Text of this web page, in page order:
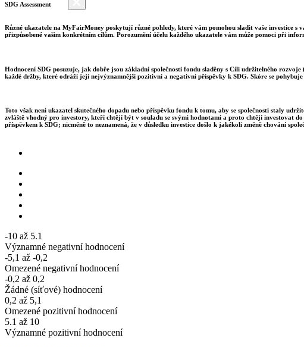
SDG Assessment
Různé ukazatele na MyFairMoney poskytují různé pohledy, které vám pomohou sladit vaše investice
přizpůsobené vašim konkrétním cílům. Porozumění účelu každého ukazatele vám může pomoci při
Hodnocení SDG posuzuje, jak dobře jsou základní společnosti fondu sladěny s Cíli udržitelného
každé držby, které odráží její nejvýznamnější pozitivní a negativní příspěvky k SDG. Skóre se
Toto však není ukazatel skutečného dopadu nebo příspěvku fondu k tomu, aby se společnosti staly
zvláště vhodný pro investory, kteří chtějí být v souladu se svými hodnotami a proto chtějí investovat
příspěvkem k SDG; nicméně to neznamená, že v důsledku investice došlo k jakékoli změně chování
-10 až 5.1
Významné negativní hodnocení
-5,1 až -0,2
Omezené negativní hodnocení
-0,2 až 0,2
Žádné (síťové) hodnocení
0,2 až 5,1
Omezené pozitivní hodnocení
5.1 až 10
Významné pozitivní hodnocení